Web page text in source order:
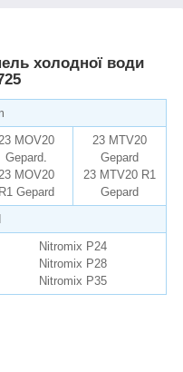
холодної води
23 MOV20
Gepard
23 MOV20
R1 Gepard
23 MTV20
Gepard
23 MTV20 R1
Gepard
Nitromix P24
Nitromix P28
Nitromix P35